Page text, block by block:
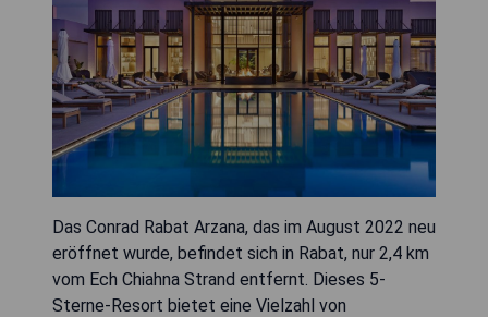
Das Conrad Rabat Arzana, das im August 2022 neu
eröffnet wurde, befindet sich in Rabat, nur 2,4 km
vom Ech Chiahna Strand entfernt. Dieses 5-
Sterne-Resort bietet eine Vielzahl von